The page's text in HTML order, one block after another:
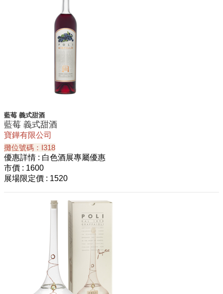
藍莓 義式甜酒
藍莓 義式甜酒
寶鏵有限公司
攤位號碼：I318
優惠詳情 : 白色酒展專屬優惠
市價 : 1600
展場限定價 : 1520